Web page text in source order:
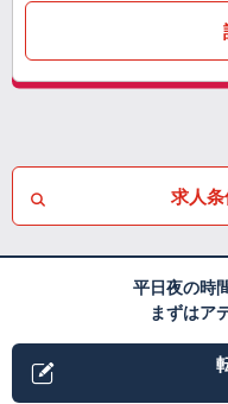
求人
平日夜の時
まずはア